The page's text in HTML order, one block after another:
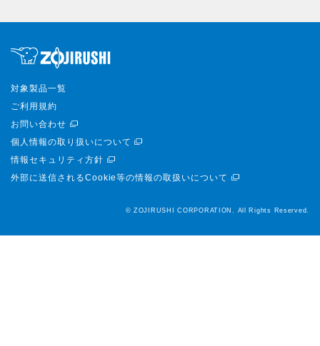
対象製品一覧
ご利用規約
お問い合わせ
個人情報の取り扱いについて
情報セキュリティ方針
外部に送信されるCookie等の情報の取扱いについて
© ZOJIRUSHI CORPORATION. All Rights Reserved.